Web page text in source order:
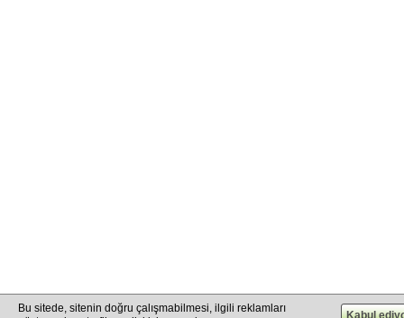
info@cargo.lt
+370 655 17777
+380 50 337-20-47
Bu sitede, sitenin doğru çalışmabilmesi, ilgili reklamları